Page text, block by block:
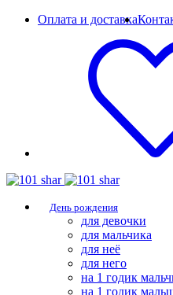
Оплата и доставка
День рождения
для девочки
для мальчика
для неё
для него
на 1 годик
на 1 годик